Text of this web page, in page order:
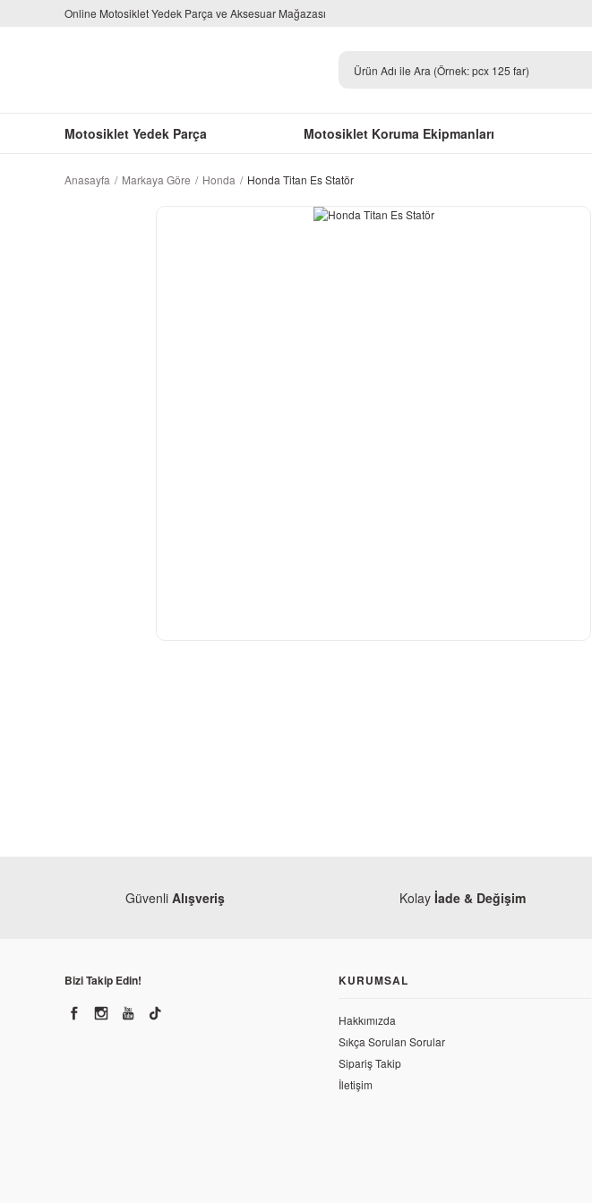
Online Motosiklet Yedek Parça ve Aksesuar Mağazası
Motosiklet Yedek Parça Motosiklet Koruma Ekipmanları
Anasayfa Markaya Göre Honda Honda Titan Es Statör
Güvenli Alışveriş Kolay İade & Değişim
Bizi Takip Edin! KURUMSAL
Hakkımızda
Sıkça Sorulan Sorular
Sipariş Takip
İletişim